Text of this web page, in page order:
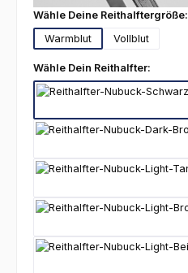
Wähle Deine Reithalftergröße:
Warmblut
Vollblut
Wähle Dein Reithalfter: